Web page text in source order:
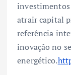
investimentos
atrair capital
referência
inovação no
energético.